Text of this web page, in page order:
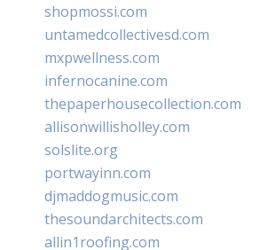
shopmossi.com
untamedcollectivesd.com
mxpwellness.com
infernocanine.com
thepaperhousecollection.com
allisonwillisholley.com
solslite.org
portwayinn.com
djmaddogmusic.com
thesoundarchitects.com
allin1roofing.com